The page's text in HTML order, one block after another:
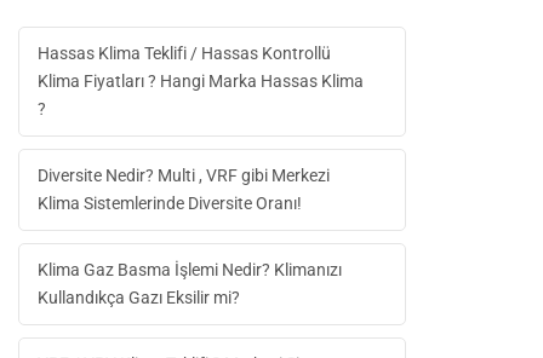
Hassas Klima Teklifi / Hassas Kontrollü
Klima Fiyatları ? Hangi Marka Hassas Klima
?
Diversite Nedir? Multi , VRF gibi Merkezi
Klima Sistemlerinde Diversite Oranı!
Klima Gaz Basma İşlemi Nedir? Klimanızı
Kullandıkça Gazı Eksilir mi?